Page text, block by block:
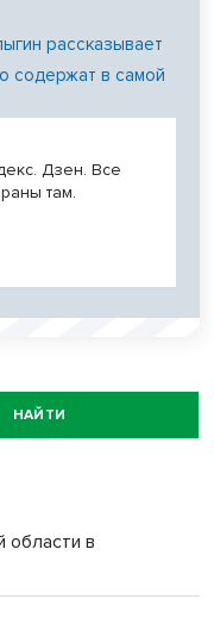
рассказывает
содержат в самой
Дзен. Все
там.
НАЙТИ
области в